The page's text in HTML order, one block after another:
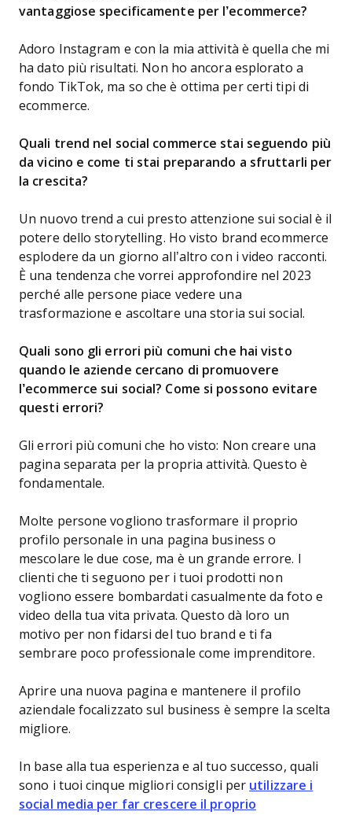
vantaggiose specificamente per l’ecommerce?
Adoro Instagram e con la mia attività è quella che mi
ha dato più risultati. Non ho ancora esplorato a
fondo TikTok, ma so che è ottima per certi tipi di
ecommerce.
Quali trend nel social commerce stai seguendo più
da vicino e come ti stai preparando a sfruttarli per
la crescita?
Un nuovo trend a cui presto attenzione sui social è il
potere dello storytelling. Ho visto brand ecommerce
esplodere da un giorno all’altro con i video racconti.
È una tendenza che vorrei approfondire nel 2023
perché alle persone piace vedere una
trasformazione e ascoltare una storia sui social.
Quali sono gli errori più comuni che hai visto
quando le aziende cercano di promuovere
l’ecommerce sui social? Come si possono evitare
questi errori?
Gli errori più comuni che ho visto: Non creare una
pagina separata per la propria attività. Questo è
fondamentale.
Molte persone vogliono trasformare il proprio
profilo personale in una pagina business o
mescolare le due cose, ma è un grande errore. I
clienti che ti seguono per i tuoi prodotti non
vogliono essere bombardati casualmente da foto e
video della tua vita privata. Questo dà loro un
motivo per non fidarsi del tuo brand e ti fa
sembrare poco professionale come imprenditore.
Aprire una nuova pagina e mantenere il profilo
aziendale focalizzato sul business è sempre la scelta
migliore.
In base alla tua esperienza e al tuo successo, quali
sono i tuoi cinque migliori consigli per utilizzare i
social media per far crescere il proprio